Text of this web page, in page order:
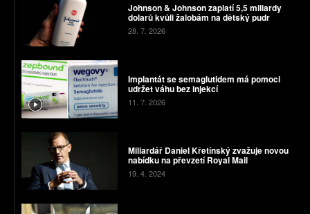
Johnson & Johnson zaplatí 5,5 miliardy
dolarů kvůli žalobám na dětský pudr
28. 7. 2026
Implantát se semaglutidem má pomoci
udržet váhu bez injekcí
11. 7. 2026
Miliardář Daniel Křetínský zvažuje novou
nabídku na převzetí Royal Mail
19. 4. 2024